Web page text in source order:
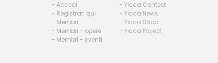
- Accedi
- Registrati qui
- Membri
- Membri - opere
- Membri - eventi
- Yicca Contest
- Yicca News
- Yicca Shop
- Yicca Project